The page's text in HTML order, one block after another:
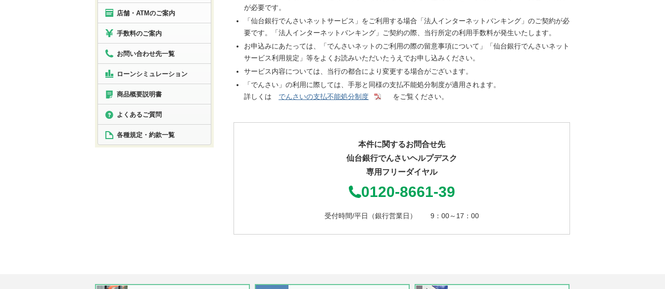
が必要です。
「仙台銀行でんさいネットサービス」をご利用する場合「法人インターネットバンキング」のご契約が必
要です。「法人インターネットバンキング」ご契約の際、当行所定の利用手数料が発生いたします。
お申込みにあたっては、「でんさいネットのご利用の際の留意事項について」「仙台銀行でんさいネット
サービス利用規定」等をよくお読みいただいたうえでお申し込みください。
サービス内容については、当行の都合により変更する場合がございます。
「でんさい」の利用に際しては、手形と同様の支払不能処分制度が適用されます。
詳しくは でんさいの支払不能処分制度 をご覧ください。
本件に関するお問合せ先
仙台銀行でんさいヘルプデスク
専用フリーダイヤル
0120-8661-39
受付時間/平日（銀行営業日） 9：00～17：00
店舗・ATMのご案内
手数料のご案内
お問い合わせ先一覧
ローンシミュレーション
商品概要説明書
よくあるご質問
各種規定・約款一覧